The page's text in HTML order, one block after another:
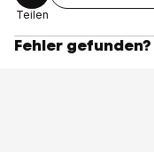
Teilen
Fehler gefunden?